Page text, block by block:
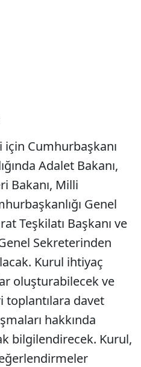
Cumhurbaşkanı
Adalet Bakanı,
Bakanı, Milli
Genel
Teşkilatı Başkanı ve
Sekreterinden
Kurul ihtiyaç
oluşturabilecek ve
davet
hakkında
bilgilendirecek. Kurul,